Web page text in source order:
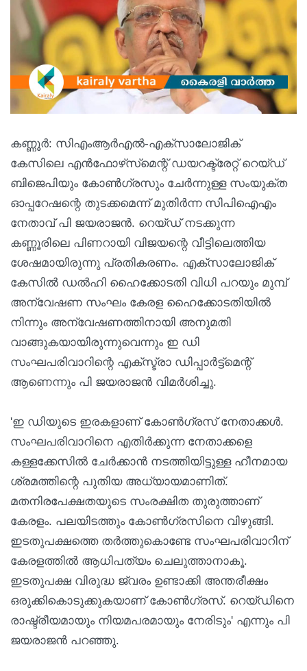
കണ്ണൂര്‍: സിഎംആര്‍എല്‍-എക്‌സാലോജിക്
കേസിലെ എന്‍ഫോഴ്‌സ്‌മെന്റ് ഡയറക്ട്രേറ്റ് റെയ്ഡ്
ബിജെപിയും കോണ്‍ഗ്രസും ചേര്‍ന്നുള്ള സംയുക്ത
ഓപ്പറേഷന്റെ തുടക്കമെന്ന് മുതിര്‍ന്ന സിപിഐഎം
നേതാവ് പി ജയരാജന്‍. റെയ്ഡ് നടക്കുന്ന
കണ്ണൂരിലെ പിണറായി വിജയന്റെ വീട്ടിലെത്തിയ
ശേഷമായിരുന്നു പ്രതികരണം. എക്‌സാലോജിക്
കേസില്‍ ഡല്‍ഹി ഹൈക്കോടതി വിധി പറയും മുമ്പ്
അന്വേഷണ സംഘം കേരള ഹൈക്കോടതിയില്‍
നിന്നും അന്വേഷണത്തിനായി അനുമതി
വാങ്ങുകയായിരുന്നുവെന്നും ഇ ഡി
സംഘപരിവാറിന്റെ എക്‌സ്ട്രാ ഡിപ്പാര്‍ട്ട്‌മെന്റ്
ആണെന്നും പി ജയരാജന്‍ വിമര്‍ശിച്ചു.
'ഇ ഡിയുടെ ഇരകളാണ് കോണ്‍ഗ്രസ് നേതാക്കള്‍.
സംഘപരിവാറിനെ എതിര്‍ക്കുന്ന നേതാക്കളെ
കള്ളക്കേസില്‍ ചേര്‍ക്കാന്‍ നടത്തിയിട്ടുള്ള ഹീനമായ
ശ്രമത്തിന്റെ പുതിയ അധ്യായമാണിത്.
മതനിരപേക്ഷതയുടെ സംരക്ഷിത തുരുത്താണ്
കേരളം. പലയിടത്തും കോണ്‍ഗ്രസിനെ വിഴുങ്ങി.
ഇടതുപക്ഷത്തെ തര്‍ത്തുകൊണ്ടേ സംഘപരിവാറിന്
കേരളത്തില്‍ ആധിപത്യം ചെലുത്താനാകൂ.
ഇടതുപക്ഷ വിരുദ്ധ ജ്വരം ഉണ്ടാക്കി അന്തരീക്ഷം
ഒരുക്കികൊടുക്കുകയാണ് കോണ്‍ഗ്രസ്. റെയ്ഡിനെ
രാഷ്ട്രീയമായും നിയമപരമായും നേരിടും' എന്നും പി
ജയരാജന്‍ പറഞ്ഞു.